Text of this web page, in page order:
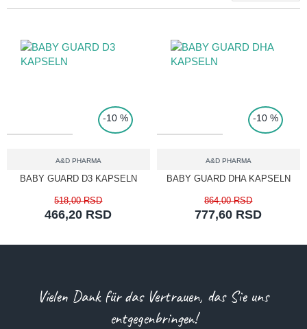
-10 %
A&D PHARMA
BABY GUARD D3 KAPSELN
466,20 RSD
518,00 RSD
TOP PRICE -10 %
A&D PHARMA
BABY GUARD DHA KAPSELN
777,60 RSD
864,00 RSD
Vielen Dank für das Vertrauen, das Sie uns
entgegenbringen!